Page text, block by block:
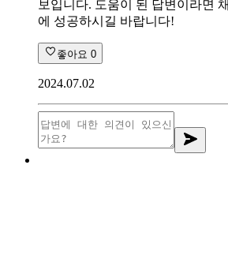
보입니다. 도움이 된 답변이라면
에 성공하시길 바랍니다!
좋아요 0
2024.07.02